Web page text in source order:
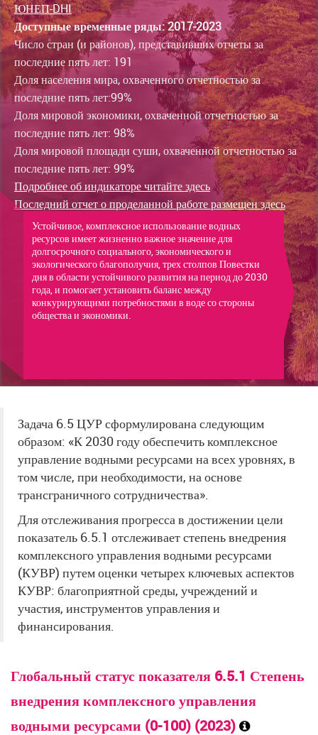
Устойчивое, комплексное использование водных
ресурсов имеет жизненно важное значение для
долгосрочного социального, экономического и
экологического благополучия, трех столпов Повестки
дня в области устойчивого развития на период до 2030
года, и помогает установить баланс между
конкурирующими потребностями в воде со стороны
общества и экономики.
ЮНЕП-DHI
Доступные временные ряды: 2017-2023
Число стран (и районов), представивших отчеты за
последние пять лет: 191
Доля населения мира, охваченного отчетностью за
последние пять лет:99%
Доля мировой экономики, охваченной отчетностью за
последние пять лет: 98%
Доля мировой площади суши, охваченной отчетностью за
последние пять лет: 99%
Подробнее об индикаторе читайте здесь
Последний отчет о проделанной работе размещен здесь
Задача 6.5 ЦУР сформулирована следующим
образом: «К 2030 году обеспечить комплексное
управление водными ресурсами на всех уровнях, в
том числе, при необходимости, на основе
трансграничного сотрудничества».
Для отслеживания прогресса в достижении цели
показатель 6.5.1 отслеживает степень внедрения
комплексного управления водными ресурсами
(КУВР) путем оценки четырех ключевых аспектов
КУВР: благоприятной среды, учреждений и
участия, инструментов управления и
финансирования.
Глобальный статус показателя 6.5.1 Степень
внедрения комплексного управления
водными ресурсами (0-100) (2023)